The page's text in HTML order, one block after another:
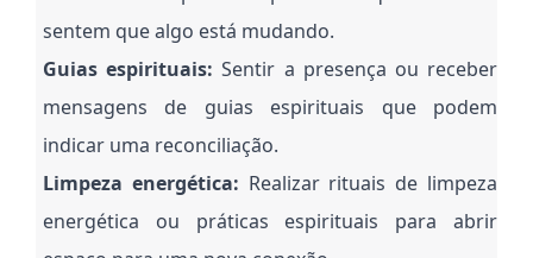
sentem que algo está mudando.
Guias espirituais: Sentir a presença ou receber
mensagens de guias espirituais que podem
indicar uma reconciliação.
Limpeza energética: Realizar rituais de limpeza
energética ou práticas espirituais para abrir